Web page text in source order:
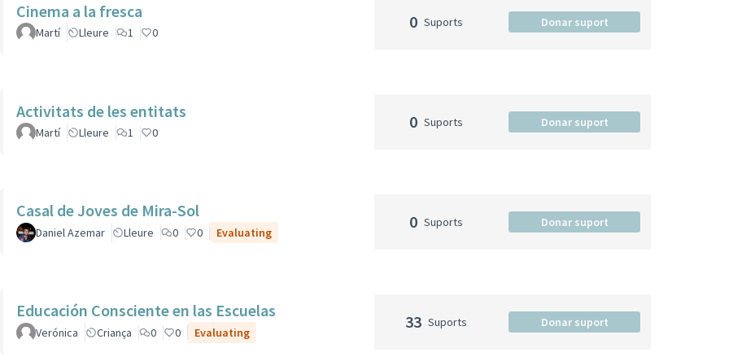
Cinema a la fresca
Martí Lleure 1 0
0 Suports Donar suport
Activitats de les entitats
Martí Lleure 1 0
0 Suports Donar suport
Casal de Joves de Mira-Sol
Daniel Azemar Lleure 0 0 Evaluating
0 Suports Donar suport
Educación Consciente en las Escuelas
Verónica Criança 0 0 Evaluating
33 Suports Donar suport